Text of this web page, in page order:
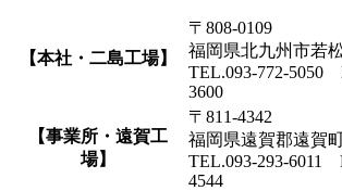
【本社・二島工場】
〒808-0109
福岡県北九州市若
TEL.093-772-5050
3600
【事業所・遠賀工
場】
〒811-4342
福岡県遠賀郡遠賀
TEL.093-293-6011
4544